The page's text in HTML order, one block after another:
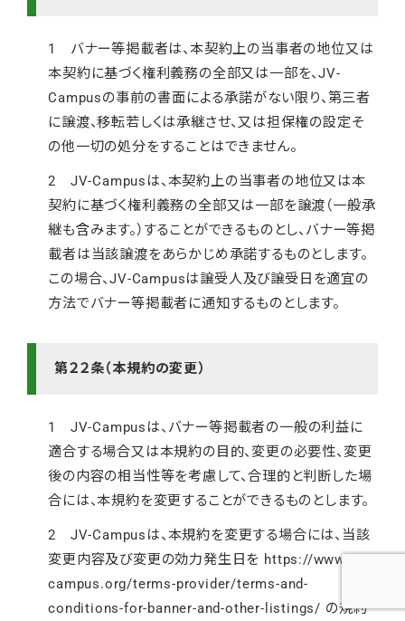
1 バナー等掲載者は、本契約上の当事者の地位又は
本契約に基づく権利義務の全部又は一部を、JV-
Campusの事前の書面による承諾がない限り、第三者
に譲渡、移転若しくは承継させ、又は担保権の設定そ
の他一切の処分をすることはできません。
2 JV-Campusは、本契約上の当事者の地位又は本
契約に基づく権利義務の全部又は一部を譲渡（一般承
継も含みます。）することができるものとし、バナー等掲
載者は当該譲渡をあらかじめ承諾するものとします。
この場合、JV-Campusは譲受人及び譲受日を適宜の
方法でバナー等掲載者に通知するものとします。
第２２条（本規約の変更）
1 JV-Campusは、バナー等掲載者の一般の利益に
適合する場合又は本規約の目的、変更の必要性、変更
後の内容の相当性等を考慮して、合理的と判断した場
合には、本規約を変更することができるものとします。
2 JV-Campusは、本規約を変更する場合には、当該
変更内容及び変更の効力発生日を https://www.jv-
campus.org/terms-provider/terms-and-
conditions-for-banner-and-other-listings/ の規約